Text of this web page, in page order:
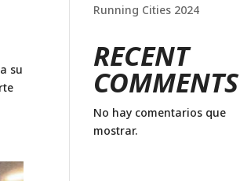
su
Running Cities 2024
RECENT
COMMENTS
No hay comentarios que
mostrar.